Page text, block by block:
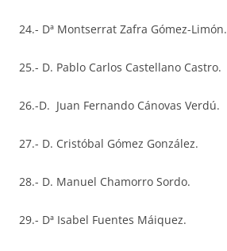
24.- Dª Montserrat Zafra Gómez-Limón.
25.- D. Pablo Carlos Castellano Castro.
26.-D. Juan Fernando Cánovas Verdú.
27.- D. Cristóbal Gómez González.
28.- D. Manuel Chamorro Sordo.
29.- Dª Isabel Fuentes Máiquez.